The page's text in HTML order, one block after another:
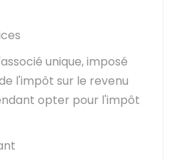
unique, imposé
l'impôt sur le revenu
opter pour l'impôt